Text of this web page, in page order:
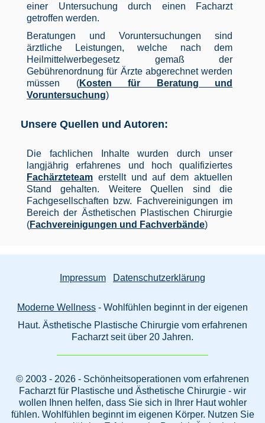
einer Untersuchung durch einen Facharzt
getroffen werden.
Beratungen und Voruntersuchungen sind
ärztliche Leistungen, welche nach dem
Heilmittelwerbegesetz gemaß der
Gebührenordnung für Ärzte abgerechnet werden
müssen (Kosten für Beratung und
Voruntersuchung)
Unsere Quellen und Autoren:
Die fachlichen Inhalte wurden durch unser
langjährig erfahrenes und hoch qualifiziertes
Fachärzteteam erstellt und auf dem aktuellen
Stand gehalten. Weitere Quellen sind die
Fachgesellschaften bzw. Fachvereinigungen im
Bereich der Ästhetischen Plastischen Chirurgie
(Fachvereinigungen und Fachverbände)
Impressum Datenschutzerklärung
Moderne Wellness - Wohlfühlen beginnt in der eigenen
Haut. Ästhetische Plastische Chirurgie vom erfahrenen
Facharzt seit über 20 Jahren.
© 2003 - 2026 - Schönheitsoperationen vom erfahrenen
Facharzt für Plastische und Ästhetische Chirurgie - wir
wollen Ihnen helfen, dass Sie sich in Ihrer Haut wohler
fühlen. Wohlfühlen beginnt im eigenen Körper. Nutzen Sie